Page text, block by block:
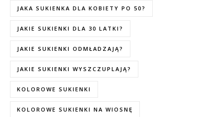
JAKA SUKIENKA DLA KOBIETY PO 50?
JAKIE SUKIENKI DLA 30 LATKI?
JAKIE SUKIENKI ODMŁADZAJĄ?
JAKIE SUKIENKI WYSZCZUPLAJĄ?
KOLOROWE SUKIENKI
KOLOROWE SUKIENKI NA WIOSNĘ